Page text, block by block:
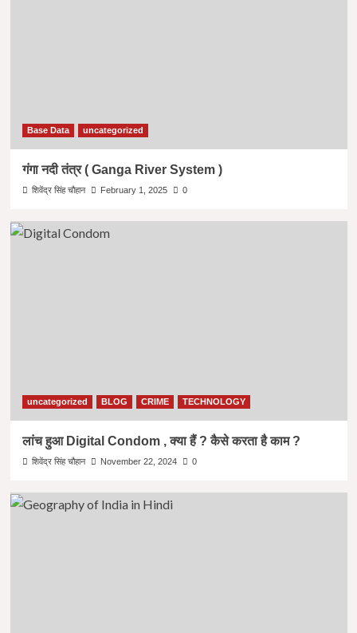
Base Data uncategorized
गंगा नदी तंत्र ( Ganga River System )
शिवेंद्र सिंह चौहान February 1, 2025 0
uncategorized BLOG CRIME TECHNOLOGY
लांच हुआ Digital Condom , क्या हैं ? कैसे करता है काम ?
शिवेंद्र सिंह चौहान November 22, 2024 0